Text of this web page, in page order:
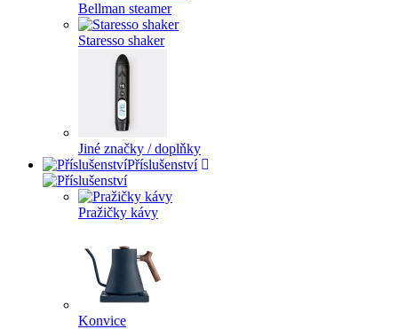
Bellman steamer
Staresso shaker
Jiné značky / doplňky
Příslušenství
Pražičky kávy
Konvice